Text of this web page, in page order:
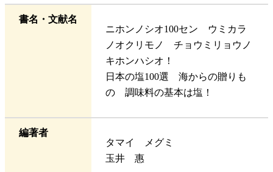
書名・文献名
ニホンノシオ100セン ウミカラ
ノオクリモノ チョウミリョウノ
キホンハシオ！
日本の塩100選 海からの贈りも
の 調味料の基本は塩！
編著者
タマイ メグミ
玉井 惠